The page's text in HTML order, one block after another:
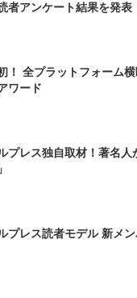
者アンケート結果を発表
！ 全プラットフォーム
ワード
プレス独自取材！著名人
プレス読者モデル 新メン